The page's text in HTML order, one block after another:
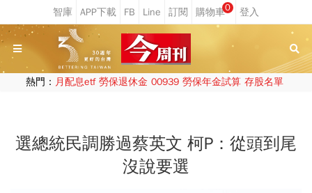
0
熱門： 月配息etf 勞保退休金 00939 勞保年金試算 存股名單
選總統民調勝過蔡英文 柯P：從頭到尾
沒說要選